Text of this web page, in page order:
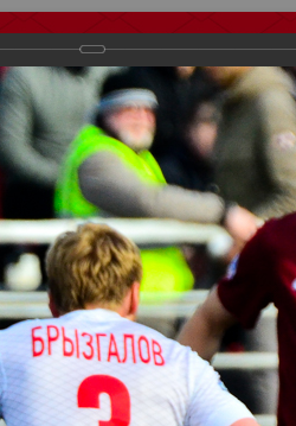
Фанату Стадионы О футболе